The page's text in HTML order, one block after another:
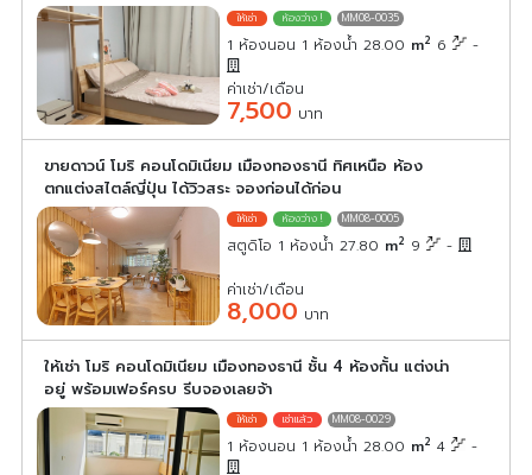
MM08-0035
1 ห้องนอน 1 ห้องน้ำ 28.00 m2 6 -
ค่าเช่า/เดือน
7,500 บาท
ขายดาวน์ โมริ คอนโดมิเนียม เมืองทองธานี ทิศเหนือ ห้อง
ตกแต่งสไตล์ญี่ปุ่น ได้วิวสระ จองก่อนได้ก่อน
MM08-0005
สตูดิโอ 1 ห้องน้ำ 27.80 m2 9 -
ค่าเช่า/เดือน
8,000 บาท
ให้เช่า โมริ คอนโดมิเนียม เมืองทองธานี ชั้น 4 ห้องกั้น แต่งน่า
อยู่ พร้อมเฟอร์ครบ รีบจองเลยจ้า
MM08-0029
1 ห้องนอน 1 ห้องน้ำ 28.00 m2 4 -